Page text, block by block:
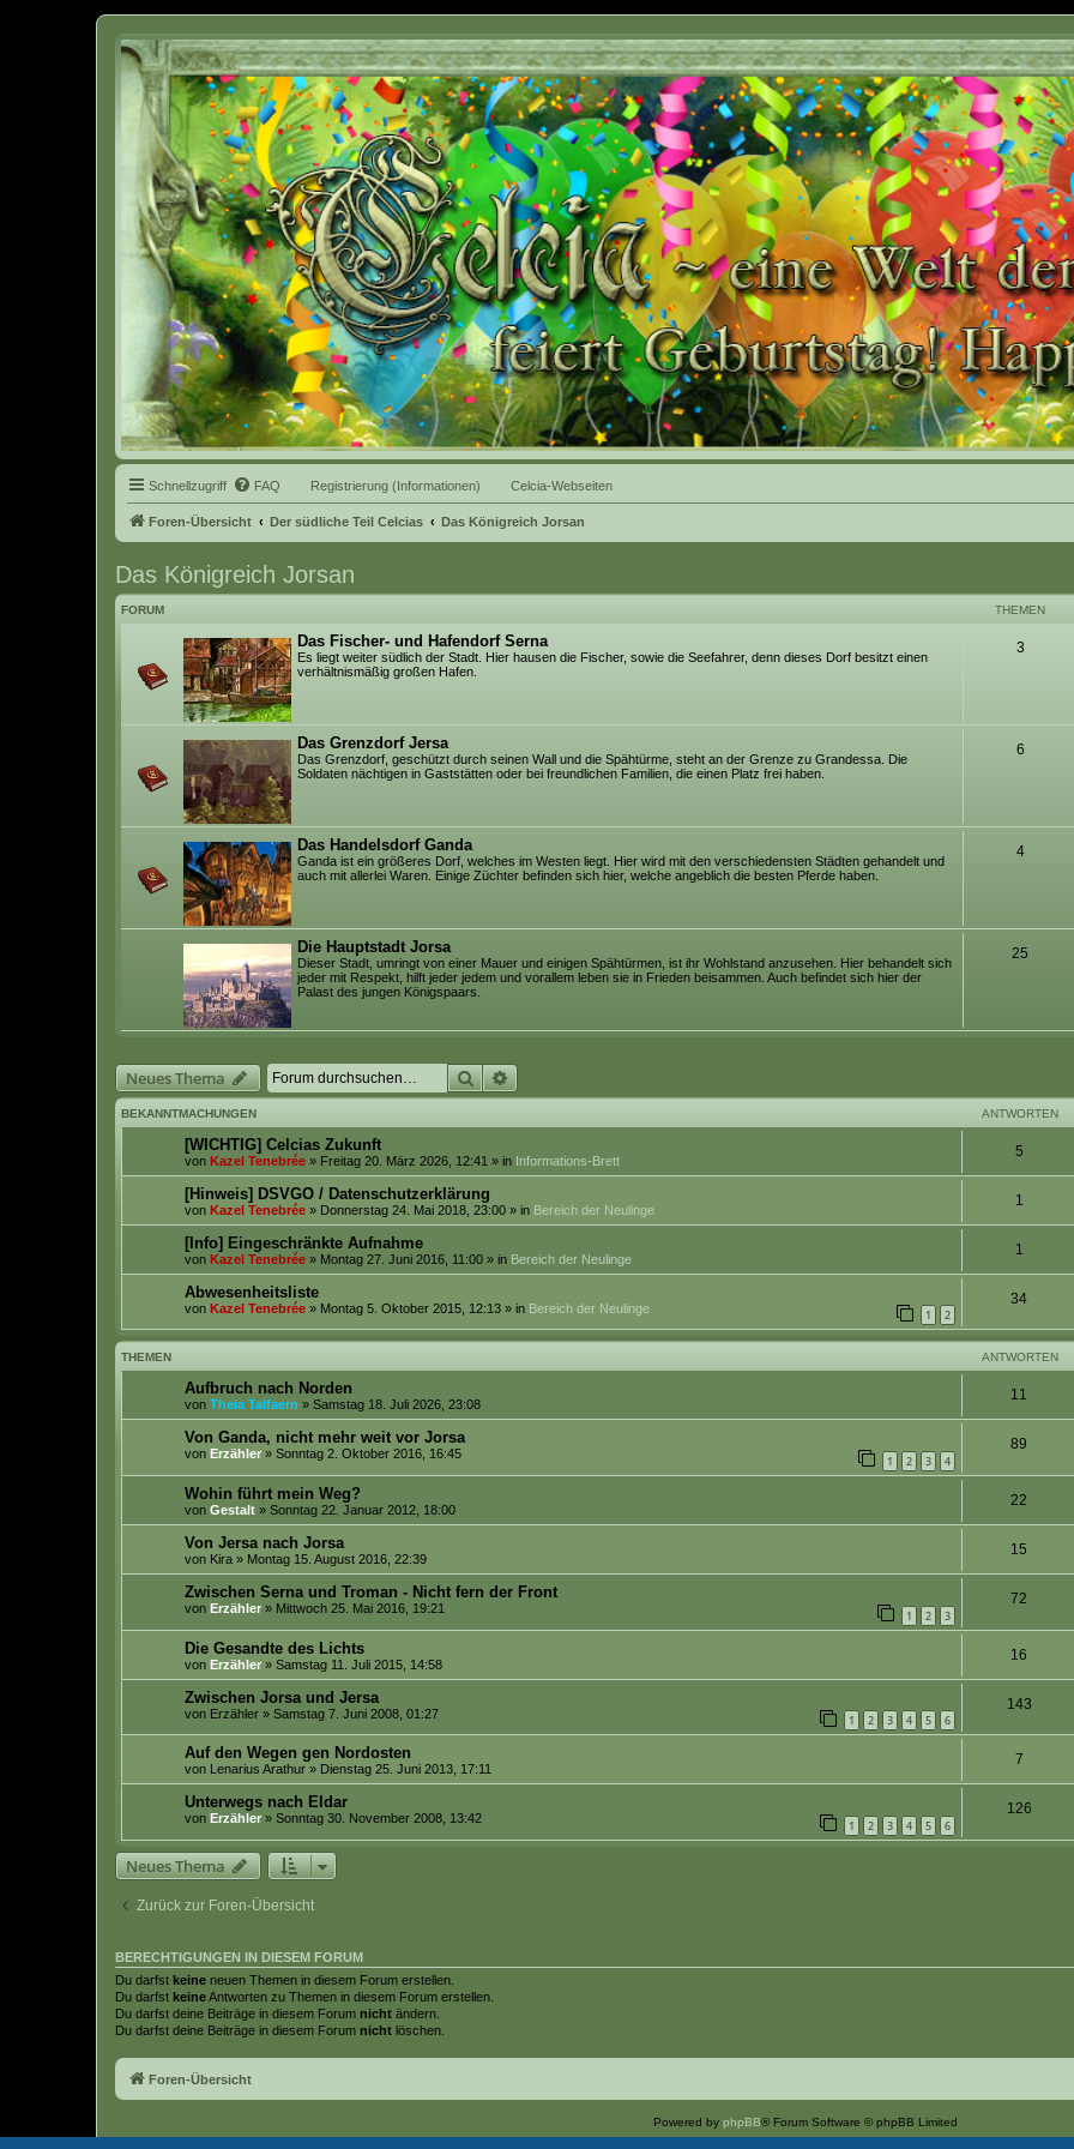
Celcia - eine Welt der Fantasy
Schnellzugriff FAQ Registrierung (Informationen) Celcia-Webseiten
Foren-Übersicht Der südliche Teil Celcias Das Königreich Jorsan
Das Königreich Jorsan
FORUM THEMEN
Das Fischer- und Hafendorf Serna
Es liegt weiter südlich der Stadt. Hier hausen die Fischer, sowie die Seefahrer, denn dieses Dorf besitzt einen
verhältnismäßig großen Hafen.
3
Das Grenzdorf Jersa
Das Grenzdorf, geschützt durch seinen Wall und die Spähtürme, steht an der Grenze zu Grandessa. Die
Soldaten nächtigen in Gaststätten oder bei freundlichen Familien, die einen Platz frei haben.
6
Das Handelsdorf Ganda
Ganda ist ein größeres Dorf, welches im Westen liegt. Hier wird mit den verschiedensten Städten gehandelt und
auch mit allerlei Waren. Einige Züchter befinden sich hier, welche angeblich die besten Pferde haben.
4
Die Hauptstadt Jorsa
Dieser Stadt, umringt von einer Mauer und einigen Spähtürmen, ist ihr Wohlstand anzusehen. Hier behandelt sich
jeder mit Respekt, hilft jeder jedem und vorallem leben sie in Frieden beisammen. Auch befindet sich hier der
Palast des jungen Königspaars.
25
Neues Thema SucheErweiterte Suche
BEKANNTMACHUNGEN ANTWORTEN
[WICHTIG] Celcias Zukunft
von Kazel Tenebrée » Freitag 20. März 2026, 12:41 » in Informations-Brett
5
[Hinweis] DSVGO / Datenschutzerklärung
von Kazel Tenebrée » Donnerstag 24. Mai 2018, 23:00 » in Bereich der Neulinge
1
[Info] Eingeschränkte Aufnahme
von Kazel Tenebrée » Montag 27. Juni 2016, 11:00 » in Bereich der Neulinge
1
Abwesenheitsliste
von Kazel Tenebrée » Montag 5. Oktober 2015, 12:13 » in Bereich der Neulinge 1 2
34
THEMEN ANTWORTEN
Aufbruch nach Norden
von Theia Talfaern » Samstag 18. Juli 2026, 23:08
11
Von Ganda, nicht mehr weit vor Jorsa
von Erzähler » Sonntag 2. Oktober 2016, 16:45 1 2 3 4
89
Wohin führt mein Weg?
von Gestalt » Sonntag 22. Januar 2012, 18:00
22
Von Jersa nach Jorsa
von Kira » Montag 15. August 2016, 22:39
15
Zwischen Serna und Troman - Nicht fern der Front
von Erzähler » Mittwoch 25. Mai 2016, 19:21 1 2 3
72
Die Gesandte des Lichts
von Erzähler » Samstag 11. Juli 2015, 14:58
16
Zwischen Jorsa und Jersa
von Erzähler » Samstag 7. Juni 2008, 01:27 1 2 3 4 5 6
143
Auf den Wegen gen Nordosten
von Lenarius Arathur » Dienstag 25. Juni 2013, 17:11
7
Unterwegs nach Eldar
von Erzähler » Sonntag 30. November 2008, 13:42 1 2 3 4 5 6
126
Neues Thema
Zurück zur Foren-Übersicht
BERECHTIGUNGEN IN DIESEM FORUM
Du darfst keine neuen Themen in diesem Forum erstellen.
Du darfst keineAntworten zu Themen in diesem Forum erstellen.
Du darfst deine Beiträge in diesem Forum nicht ändern.
Du darfst deine Beiträge in diesem Forum nicht löschen.
Foren-Übersicht
Powered by phpBB® Forum Software © phpBB Limited